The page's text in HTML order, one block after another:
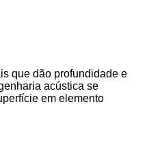
que dão profundidade e
acústica se
em elemento